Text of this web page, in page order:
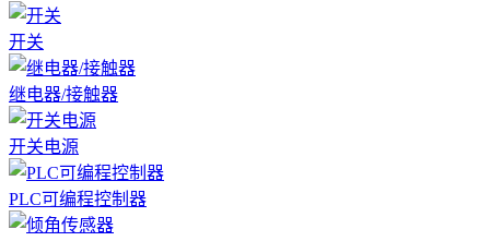
开关
继电器/接触器
开关电源
PLC可编程控制器